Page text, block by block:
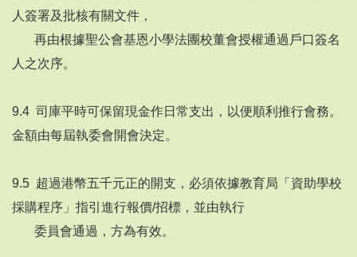
人簽署及批核有關文件，
再由根據聖公會基恩小學法團校董會授權通過戶口簽名
人之次序。
9.4 司庫平時可保留現金作日常支出，以便順利推行會務。
金額由每屆執委會開會決定。
9.5 超過港幣五千元正的開支，必須依據教育局「資助學校
採購程序」指引進行報價/招標，並由執行
委員會通過，方為有效。